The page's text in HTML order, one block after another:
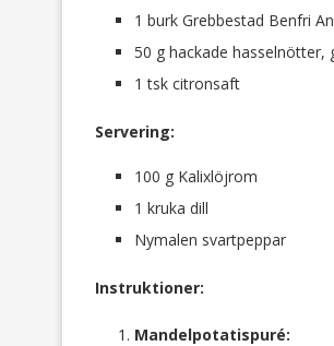
1 burk Grebbestad Benfri
50 g hackade hasselnötter,
1 tsk citronsaft
Servering:
100 g Kalixlöjrom
1 kruka dill
Nymalen svartpeppar
Instruktioner:
Mandelpotatispuré: